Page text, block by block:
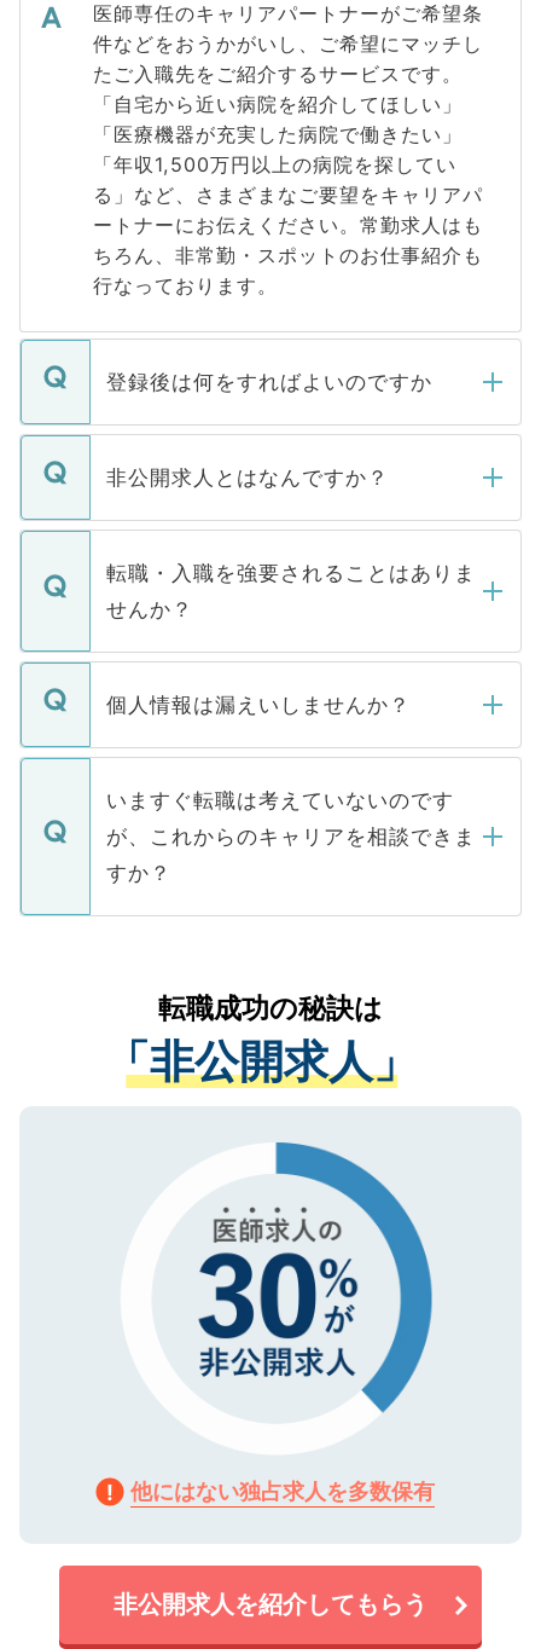
医師専任のキャリアパートナーがご希望条
件などをおうかがいし、ご希望にマッチし
たご入職先をご紹介するサービスです。
「自宅から近い病院を紹介してほしい」
「医療機器が充実した病院で働きたい」
「年収1,500万円以上の病院を探してい
る」など、さまざまなご要望をキャリアパ
ートナーにお伝えください。常勤求人はも
ちろん、非常勤・スポットのお仕事紹介も
行なっております。
登録後は何をすればよいのですか
ご登録いただきましたら、弊社担当者がご
登録内容を確認し、その後メールもしくは
ます。通常、5営業日以内にはご連絡をせて
いただきますので、しばらくお待ちくださ
非公開求人とはなんですか？
マイナビDOCTORで取り扱っている求人の
うち約3割は、Webサイトからご覧いただ
けない「非公開求人」です。非公開求人は
下記の理由によって、一般には公開してい
ません。
■応募殺到を避けるため 人気のある医療機
関を公にしてしまうと、応募が殺到する場
に、医療機関が求める条件に合った人材の
みを人材紹介会社に依頼するケースが増え
ています。
転職・入職を強要されることはありま
せんか？
転職・入職を強要することは一切ありませ
ん。また、仮に応募先から内定をいただい
定を承諾する必要はありません。内定先へ
の辞退の連絡はキャリアパートナーが行い
個人情報は漏えいしませんか？
個人情報が漏えいすることはありませんの
で、ご安心ください。当サイトからの登録
などで収集したご登録者様の個人情報は、
ご本人のキャリアアップおよび転職活動の
支援を目的に使用いたします。お預かりし
ているすべての個人データはご本人の許可
は、個人情報の取り扱いについての厳密な
管理基準を満たした事業者のみに付与され
る、プライバシーマークを取得済みです。
で、機密保持に関してもご安心ください。
いますぐ転職は考えていないのです
が、これからのキャリアを相談できま
すか？
かがいして、現在の医療機関の状況や紹介
経験をまじえながら、適切なアドバイスを
させていただきます。すぐにご転職をされ
ない方には、長期的なサポートが可能です
ので、まずはご登録ください。
転職成功の秘訣は
「非公開求人」
他にはない独占求人を多数保有
非公開求人を紹介してもらう